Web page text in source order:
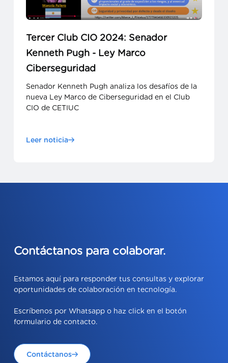
Tercer Club CIO 2024: Senador
Kenneth Pugh - Ley Marco
Ciberseguridad
Senador Kenneth Pugh analiza los desafíos de la
nueva Ley Marco de Ciberseguridad en el Club
CIO de CETIUC
Leer noticia
Contáctanos para colaborar.
Estamos aquí para responder tus consultas y explorar
oportunidades de colaboración en tecnología.
Escríbenos por Whatsapp o haz click en el botón
formulario de contacto.
Contáctanos